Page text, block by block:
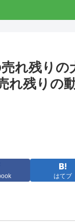
れ残り
れ残りの
はてブ